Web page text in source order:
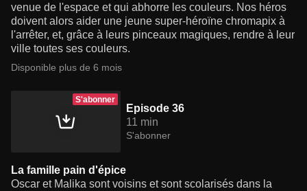
venue de l'espace et qui abhorre les couleurs. Nos héros
doivent alors aider une jeune super-héroïne chromapix à
l'arrêter, et, grâce à leurs pinceaux magiques, rendre à leur
ville toutes ses couleurs.
Disponible plus de 6 mois
S'abonner
Episode 36
11 min
S'abonner
La famille pain d'épice
Oscar et Malika sont voisins et sont scolarisés dans la